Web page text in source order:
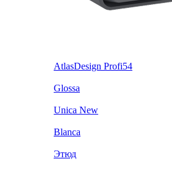
AtlasDesign Profi54
Glossa
Unica New
Blanca
Этюд